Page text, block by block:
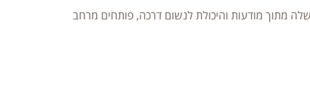
מתוך מודעות והיכולת לנשום דרכה, פותחים מרחב